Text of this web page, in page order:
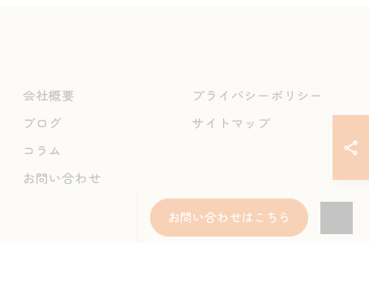
お問い合わせはこちら
会社概要
ブログ
コラム
お問い合わせ
プライバシーポリシー
サイトマップ